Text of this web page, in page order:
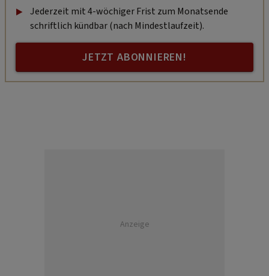
Jederzeit mit 4-wöchiger Frist zum Monatsende
schriftlich kündbar (nach Mindestlaufzeit).
JETZT ABONNIEREN!
Anzeige